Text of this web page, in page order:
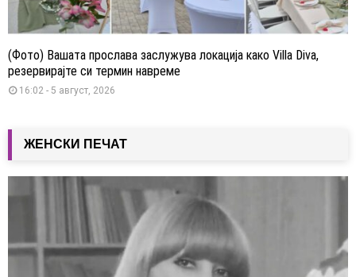
(Фото) Вашата прослава заслужува локација како Villa Diva,
резервирајте си термин навреме
16:02 - 5 август, 2026
ЖЕНСКИ ПЕЧАТ